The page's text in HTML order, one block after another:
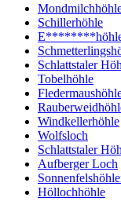
Schillerhöhle
Schlattstaler
Tobelhöhle
Windkellerhöhle
Wolfsloch
Schlattstaler
Aufberger Loch
Höllochhöhle